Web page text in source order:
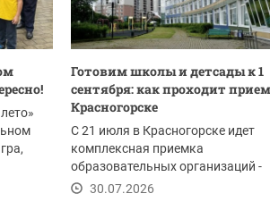
Готовим школы и детсады к 1
сентября: как проходит
Красногорске
С 21 июля в Красногорске идет
комплексная приемка
образовательных организаций -
комиссия проверяет готовность
30.07.2026